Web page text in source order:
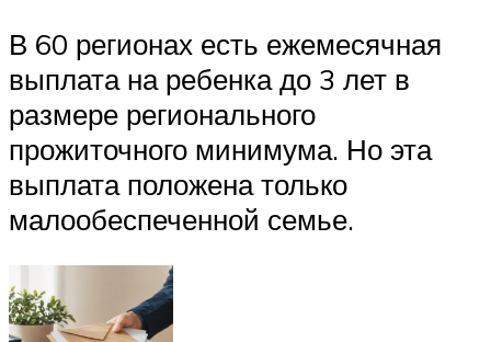
В 60 регионах есть ежемесячная
выплата на ребенка до 3 лет в
размере регионального
прожиточного минимума. Но эта
выплата положена только
малообеспеченной семье.